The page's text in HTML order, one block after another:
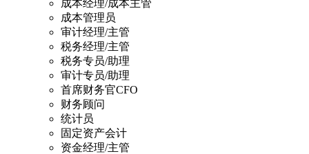
成本经理/成本主管
成本管理员
审计经理/主管
税务经理/主管
税务专员/助理
审计专员/助理
首席财务官CFO
财务顾问
统计员
固定资产会计
资金经理/主管